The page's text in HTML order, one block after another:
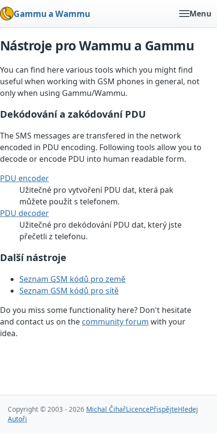
Gammu a Wammu Menu
Nástroje pro Wammu a Gammu
You can find here various tools which you might find
useful when working with GSM phones in general, not
only when using Gammu/Wammu.
Dekódování a zakódování PDU
The SMS messages are transfered in the network
encoded in PDU encoding. Following tools allow you to
decode or encode PDU into human readable form.
PDU encoder
Užitečné pro vytvoření PDU dat, která pak
můžete použít s telefonem.
PDU decoder
Užitečné pro dekódování PDU dat, který jste
přečetli z telefonu.
Další nástroje
Seznam GSM kódů pro země
Seznam GSM kódů pro sítě
Do you miss some functionality here? Don't hesitate
and contact us on the community forum with your
idea.
Copyright © 2003 - 2026 Michal ČihařLicencePřispějteHledej
Autoři